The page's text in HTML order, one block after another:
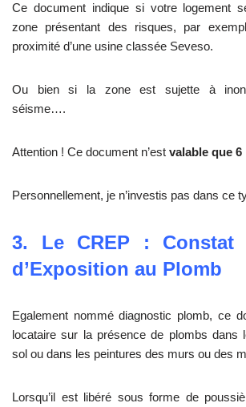
Ce document indique si votre logement
zone présentant des risques, par
proximité d’une usine classée Seveso.
Ou bien si la zone est sujette à
séisme….
Attention ! Ce document n’est valable que 6
Personnellement, je n’investis pas dans ce
3. Le CREP : Constat
d’Exposition au Plomb
Egalement nommé diagnostic plomb, ce
locataire sur la présence de plombs dans
sol ou dans les peintures des murs ou des
Lorsqu’il est libéré sous forme de